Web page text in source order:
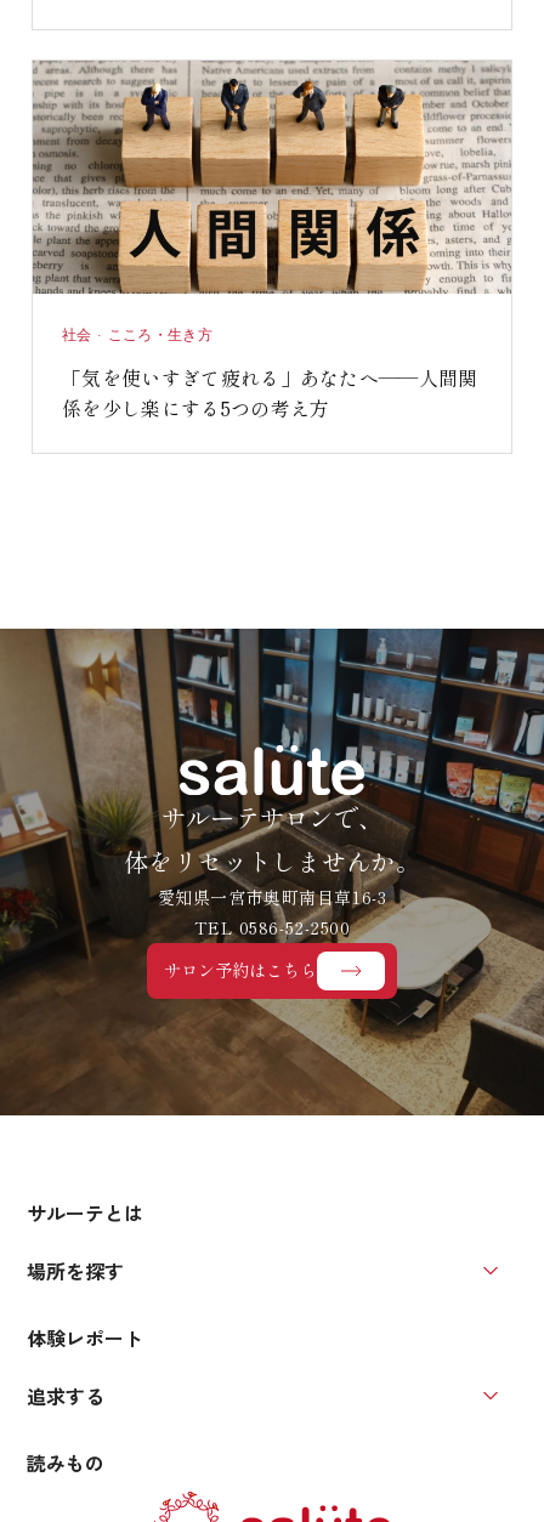
社会 · こころ・生き方
「気を使いすぎて疲れる」あなたへ——人間関
係を少し楽にする5つの考え方
サルーテサロンで、
体をリセットしませんか。
愛知県一宮市奥町南目草16-3
TEL 0586-52-2500
サロン予約はこちら
サルーテとは
場所を探す
体験レポート
追求する
読みもの